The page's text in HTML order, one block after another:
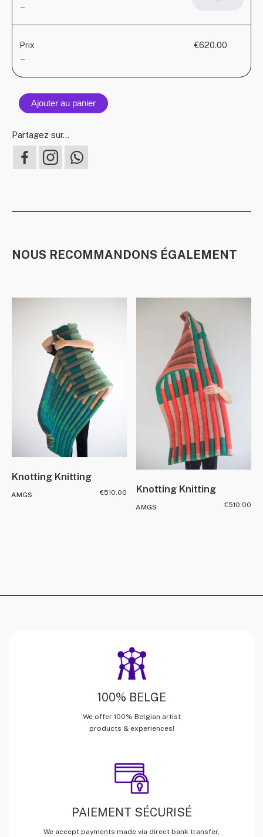
—
Prix
—
€620.00
Ajouter au panier
Partagez sur...
NOUS RECOMMANDONS ÉGALEMENT
Knotting Knitting
AMGS €510.00 Knotting Knitting
AMGS €510.00
100% BELGE
We offer 100% Belgian artist
products & experiences!
PAIEMENT SÉCURISÉ
We accept payments made via direct bank transfer,